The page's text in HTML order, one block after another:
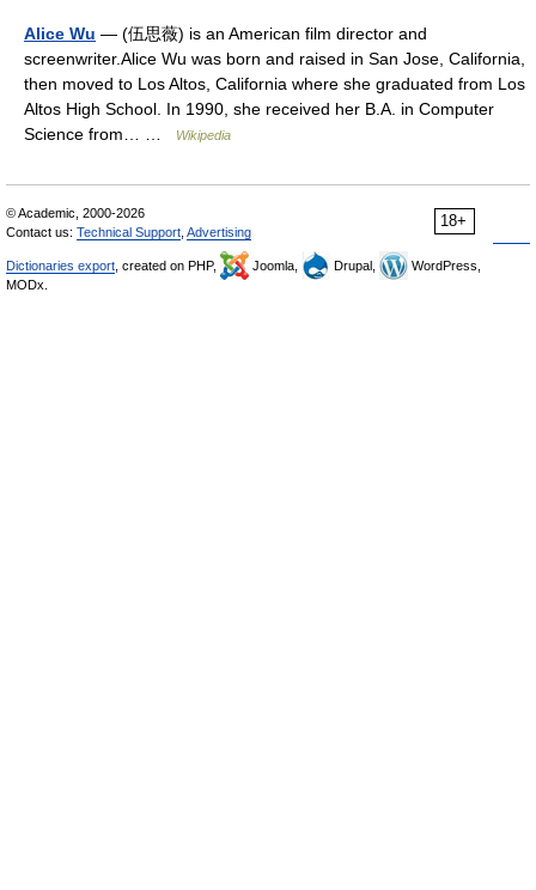
Alice Wu — (伍思薇) is an American film director and
screenwriter.Alice Wu was born and raised in San Jose, California,
then moved to Los Altos, California where she graduated from Los
Altos High School. In 1990, she received her B.A. in Computer
Science from… …
Wikipedia
18+
© Academic, 2000-2026
Contact us: Technical Support Advertising
Dictionaries export , created on PHP, Joomla, Drupal,
WordPress,
MODx.